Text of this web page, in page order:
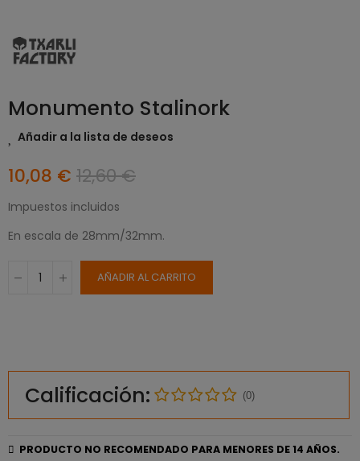
Monumento Stalinork
Añadir a la lista de deseos
10,08 € 12,60 €
Impuestos incluidos
En escala de 28mm/32mm.
AÑADIR AL CARRITO
Calificación: (0)
PRODUCTO NO RECOMENDADO PARA MENORES DE 14 AÑOS.